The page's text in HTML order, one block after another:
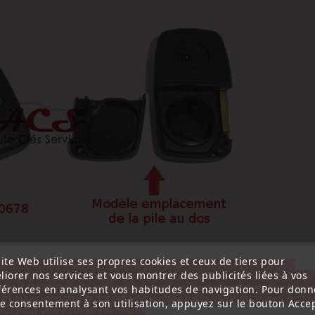
Web utilise ses propres cookies et ceux de tiers pour
nos services et vous montrer des publicités liées à vos
en analysant vos habitudes de navigation. Pour
consentement à son utilisation, appuyez sur le bouton
notre société sera fermée pour congés du 10 aout au 1
inclus. Pour cette raison les commandes sont traitées
14H00. Pour le service réparation nous devons réceptionner
avant le 6 aout pour qu'elle soit réexpédiée avant le 7
pour votre compréhension»